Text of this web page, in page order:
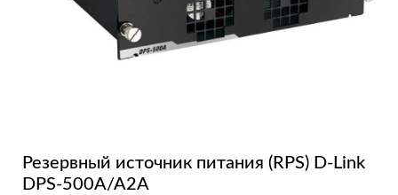
Резервный источник питания (RPS) D-Link
DPS-500A/A2A